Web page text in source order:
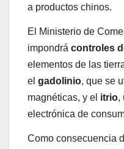
a productos chinos.
El Ministerio de
impondrá controles
elementos de las
el gadolinio, que se
magnéticas, y el itrio,
electrónica de
Como consecuencia